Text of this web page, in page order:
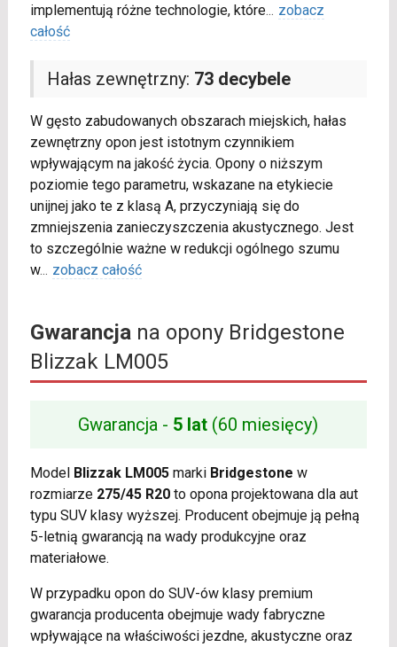
implementują różne technologie, które... zobacz
całość
Hałas zewnętrzny: 73 decybele
W gęsto zabudowanych obszarach miejskich, hałas
zewnętrzny opon jest istotnym czynnikiem
wpływającym na jakość życia. Opony o niższym
poziomie tego parametru, wskazane na etykiecie
unijnej jako te z klasą A, przyczyniają się do
zmniejszenia zanieczyszczenia akustycznego. Jest
to szczególnie ważne w redukcji ogólnego szumu
w... zobacz całość
Gwarancjana opony Bridgestone
Blizzak LM005
Gwarancja - 5 lat (60 miesięcy)
Model Blizzak LM005marki Bridgestone w
rozmiarze 275/45 R20to opona projektowana dla aut
typu SUV klasy wyższej. Producent obejmuje ją pełną
5-letnią gwarancją na wady produkcyjne oraz
materiałowe.
W przypadku opon do SUV-ów klasy premium
gwarancja producenta obejmuje wady fabryczne
wpływające na właściwości jezdne, akustyczne oraz